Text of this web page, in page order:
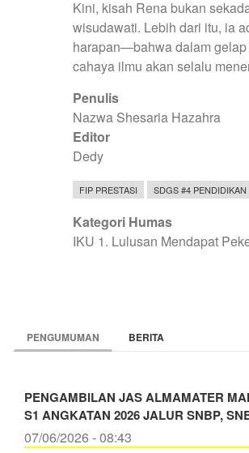
Kini, kisah Rena bukan
wisudawati. Lebih dari itu, ia
harapan—bahwa dalam
cahaya ilmu akan selalu
Penulis
Nazwa Shesaria Hazahra
Editor
Dedy
FIP PRESTASI SDGS #4 PENDIDIKAN
Kategori Humas
IKU 1. Lulusan Mendapat
PENGUMUMAN BERITA
PENGAMBILAN JAS ALMAMATER
S1 ANGKATAN 2026 JALUR SNBP,
07/06/2026 - 08:43